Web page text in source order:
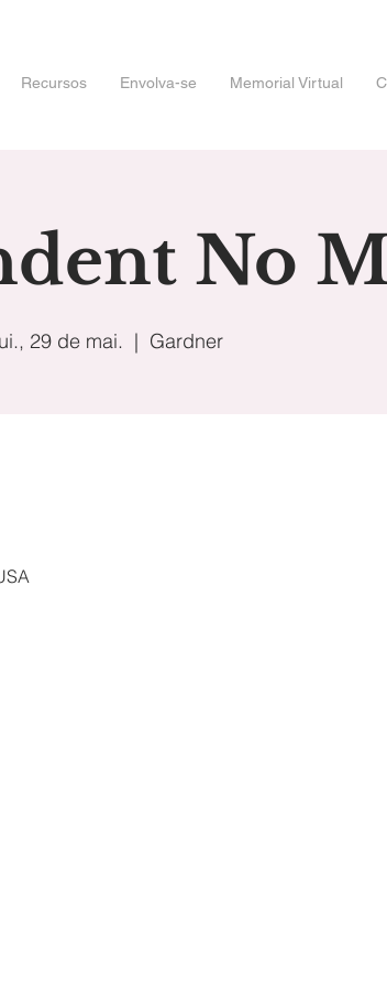
Recursos Envolva-se Memorial Virtual
No
29 de mai.
  |
Gardner